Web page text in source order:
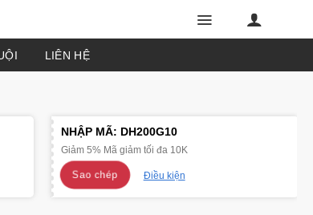
LIÊN HỆ
NHẬP MÃ: DH200G10
Giảm 5% Mã giảm tối đa 10K
Sao chép Điều kiện